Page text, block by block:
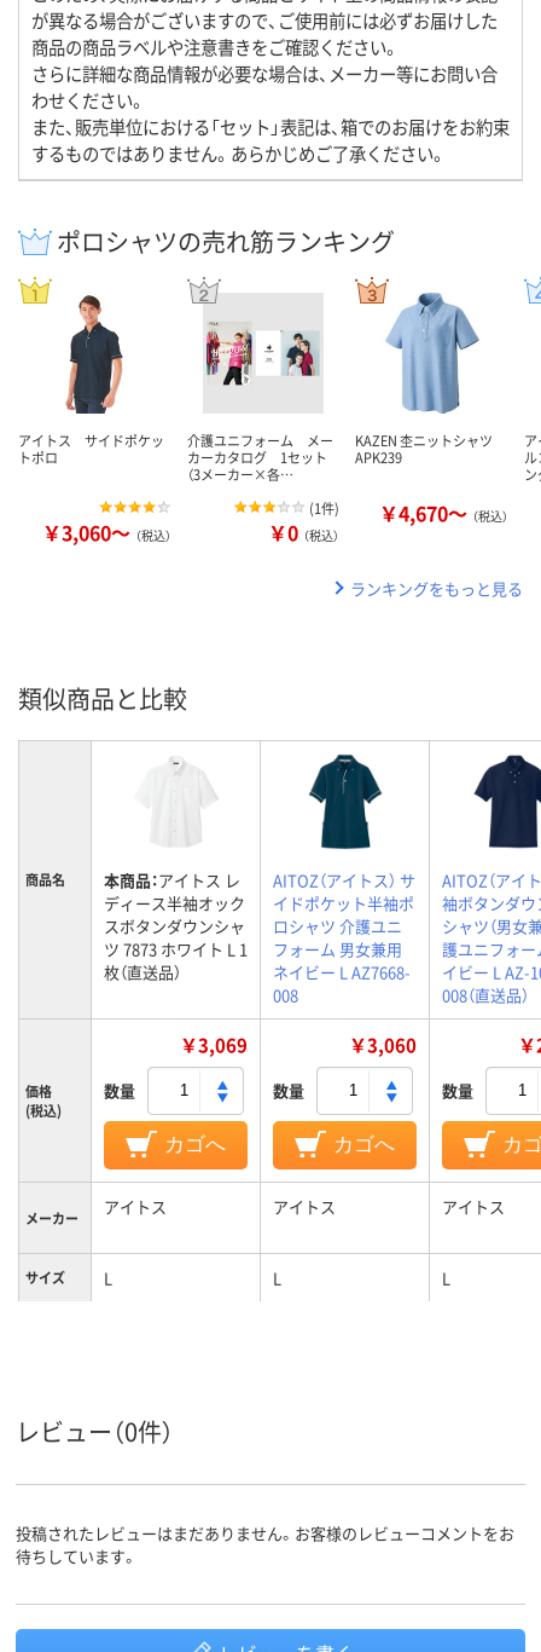
が異なる場合がございますので、ご使用前には必ずお届けした
商品の商品ラベルや注意書きをご確認ください。
さらに詳細な商品情報が必要な場合は、メーカー等にお問い合
わせください。
また、販売単位における「セット」表記は、箱でのお届けをお約束
するものではありません。あらかじめご了承ください。
ポロシャツの売れ筋ランキング
アイトス サイドポケッ
トポロ
￥3,060～ （税込）
介護ユニフォーム メー
カーカタログ 1セット
（3メーカー×各…
(1件)
￥0 （税込）
KAZEN 杢ニットシャツ
APK239
￥4,670～ （税込）
ア
ル
ランキングをもっと見る
類似商品と比較
商品名 本商品：アイトス レ
ディース半袖オック
スボタンダウンシャ
ツ 7873 ホワイト L 1
枚（直送品）
AITOZ（アイトス） サ
イドポケット半袖ポ
ロシャツ 介護ユニ
フォーム 男女兼用
ネイビー L AZ7668-
008
AITOZ（アイ
袖ボタンダウ
シャツ（男女
護ユニフォー
イビー L AZ-
008（直送品）
価格
(税込)
￥3,069
数量
カゴへ
￥3,060
数量
カゴへ
数量
カ
メーカー アイトス アイトス アイトス
サイズ L L L
レビュー（0件）
投稿されたレビューはまだありません。お客様のレビューコメントをお
待ちしています。